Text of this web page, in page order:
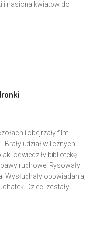
i nasiona kwiatów do
i obejrzały film
Brały udział w licznych
odwiedziły bibliotekę.
ruchowe. Rysowały
Wysłuchały opowiadania,
Dzieci zostały